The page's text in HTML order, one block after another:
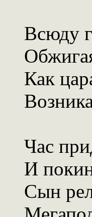
Всюду
Как
Час
И
Сын